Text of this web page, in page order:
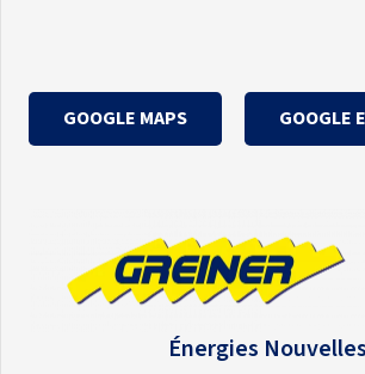
GOOGLE MAPS GOOGLE
Énergies Nouvelles